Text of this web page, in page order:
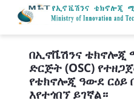
በኢኖቬሽንና ቴክኖሎጂ
ድርጅት (OSC)
የቴክኖሎጂ ዓውደ ርዕይ
እየተጎበኘ ይገኛል።